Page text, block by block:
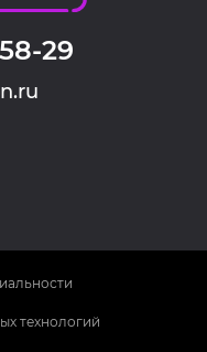
29
технологий